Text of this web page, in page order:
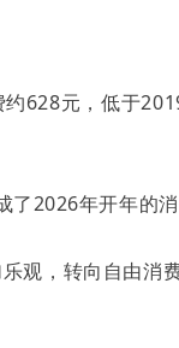
628元，低于
2026年开年的消
观，转向自由消